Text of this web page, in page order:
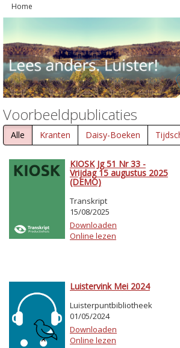
Home
Voorbeeldpublicaties
Alle Kranten Daisy-Boeken
KIOSK Jg 51 Nr 33 -
Vrijdag 15 augustus 2025
(DEMO)
Transkript
15/08/2025
Downloaden
Online lezen
Luistervink Mei 2024
Luisterpuntbibliotheek
01/05/2024
Downloaden
Online lezen